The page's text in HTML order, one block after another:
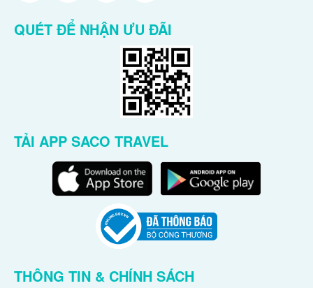
QUÉT ĐỂ NHẬN ƯU ĐÃI
TẢI APP SACO TRAVEL
THÔNG TIN & CHÍNH SÁCH